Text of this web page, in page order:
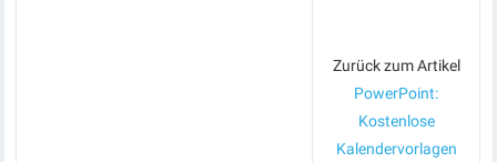
Zurück zum Artikel
PowerPoint:
Kostenlose
Kalendervorlagen